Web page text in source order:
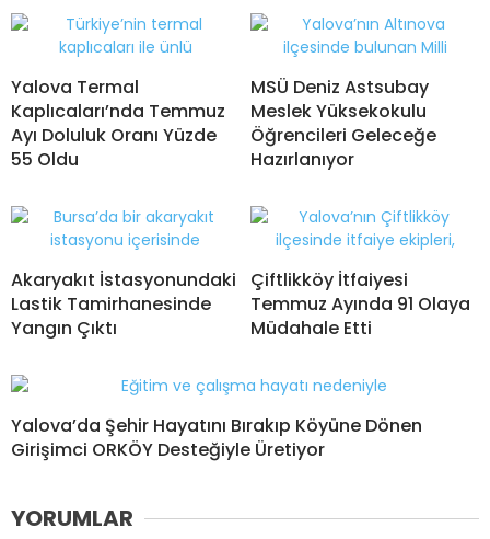
Yalova Termal
Kaplıcaları’nda Temmuz
Ayı Doluluk Oranı Yüzde
55 Oldu
MSÜ Deniz Astsubay
Meslek Yüksekokulu
Öğrencileri Geleceğe
Hazırlanıyor
Akaryakıt İstasyonundaki
Lastik Tamirhanesinde
Yangın Çıktı
Çiftlikköy İtfaiyesi
Temmuz Ayında 91 Olaya
Müdahale Etti
Yalova’da Şehir Hayatını Bırakıp Köyüne Dönen
Girişimci ORKÖY Desteğiyle Üretiyor
YORUMLAR